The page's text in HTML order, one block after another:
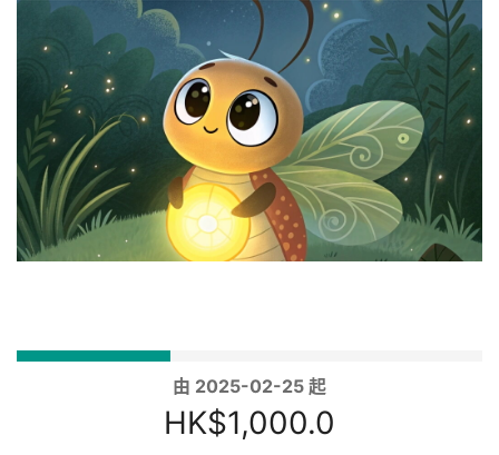
由 2025-02-25 起
HK$1,000.0